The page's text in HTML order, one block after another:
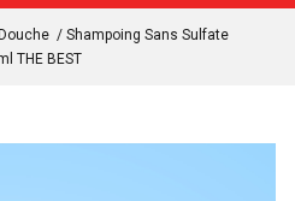
/ Shampoing Sans Sulfate
THE BEST